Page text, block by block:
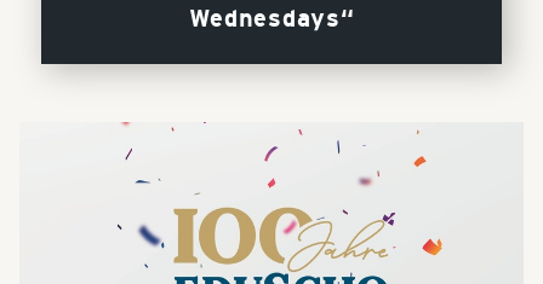
Wednesdays“